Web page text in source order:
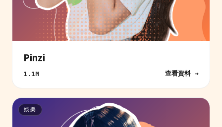
Pinzi
1.1M 查看資料 →
娛樂